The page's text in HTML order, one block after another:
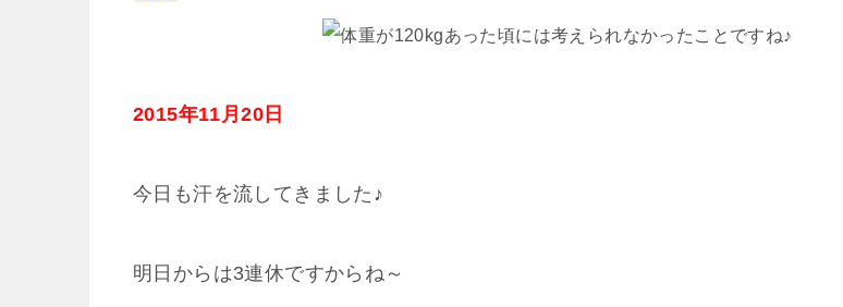
2015年11月20日
今日も汗を流してきました♪
明日からは3連休ですからね～